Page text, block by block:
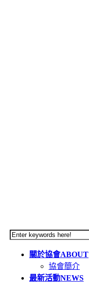
關於協會ABOUT
協會簡介
最新活動NEWS